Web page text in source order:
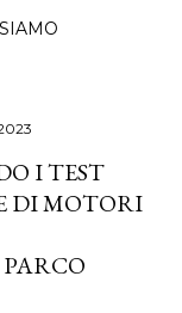
I TEST
DI MOTORI